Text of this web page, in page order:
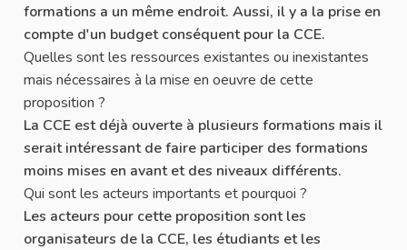
formations a un même endroit. Aussi, il y a la prise en
compte d'un budget conséquent pour la CCE.
Quelles sont les ressources existantes ou inexistantes
mais nécessaires à la mise en oeuvre de cette
proposition ?
La CCE est déjà ouverte à plusieurs formations mais il
serait intéressant de faire participer des formations
moins mises en avant et des niveaux différents.
Qui sont les acteurs importants et pourquoi ?
Les acteurs pour cette proposition sont les
organisateurs de la CCE, les étudiants et les